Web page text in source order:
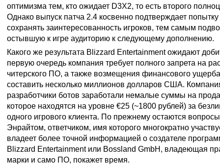
оптимизма тем, кто ожидает D3X2, то есть второго
Однако выпуск патча 2.4 косвенно подтверждает попытку
сохранять заинтересованность игроков, тем самым
остывшую к игре аудиторию к следующему дополнению.
Какого же результата Blizzard Entertainment ожидают
первую очередь компания требует полного запрета на
читерского ПО, а также возмещения финансового
составить несколько миллионов долларов США.
разработчики ботов заработали немалые суммы на
которое находятся на уровне €25 (~1800 рублей) за
одного игрового клиента. По прежнему остаются
Энрайтом, ответчиком, имя которого многократно
владеет более точной информацией о создателе
Blizzard Entertainment или Bossland GmbH, владеющая
марки и само ПО, покажет время.